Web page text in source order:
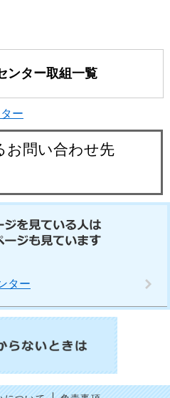
ンター取組一覧
ー
お問い合わせ先
ター